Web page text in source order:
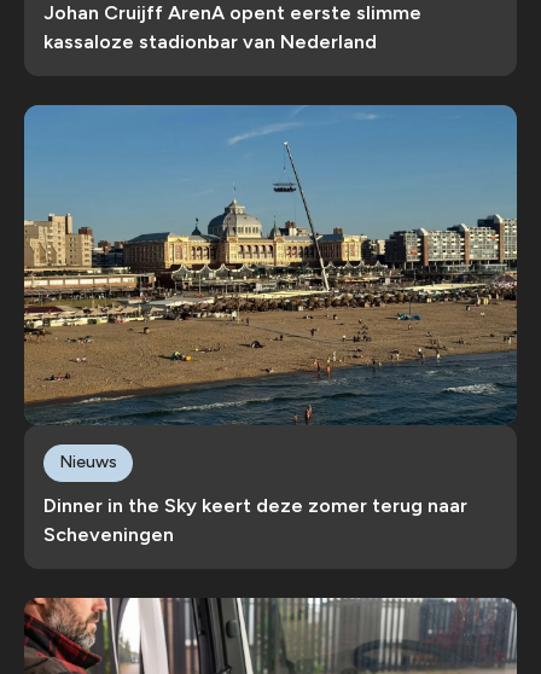
Johan Cruijff ArenA opent eerste slimme
kassaloze stadionbar van Nederland
Dinner in the Sky keert deze zomer terug naar
Scheveningen
Nieuws